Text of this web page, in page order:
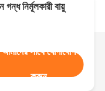
নির্মূলকারী বায়ু
আমাদের সাথে যোগাযোগ
করুন